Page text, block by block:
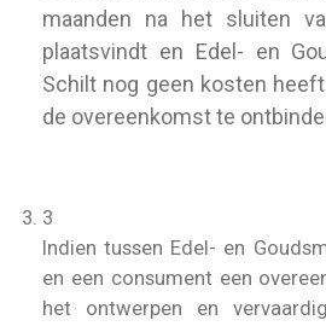
maanden na het sluiten
plaatsvindt en Edel- en
Schilt nog geen kosten
de overeenkomst te
3
Indien tussen Edel- en
en een consument een
het ontwerpen en